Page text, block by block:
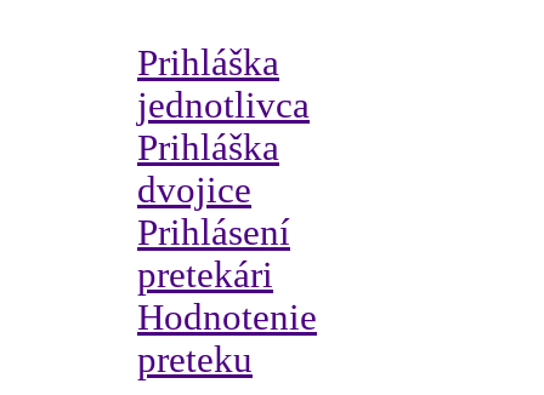
Prihláška
jednotlivca
Prihláška
dvojice
Prihlásení
pretekári
Hodnotenie
preteku